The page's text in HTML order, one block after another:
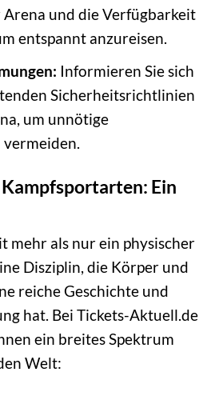
und die Verfügbarkeit
entspannt anzureisen.
Informieren Sie sich
Sicherheitsrichtlinien
um unnötige
Ein
mehr als nur ein physischer
Disziplin, die Körper und
reiche Geschichte und
hat. Bei Tickets-Aktuell.de
ein breites Spektrum
Welt: